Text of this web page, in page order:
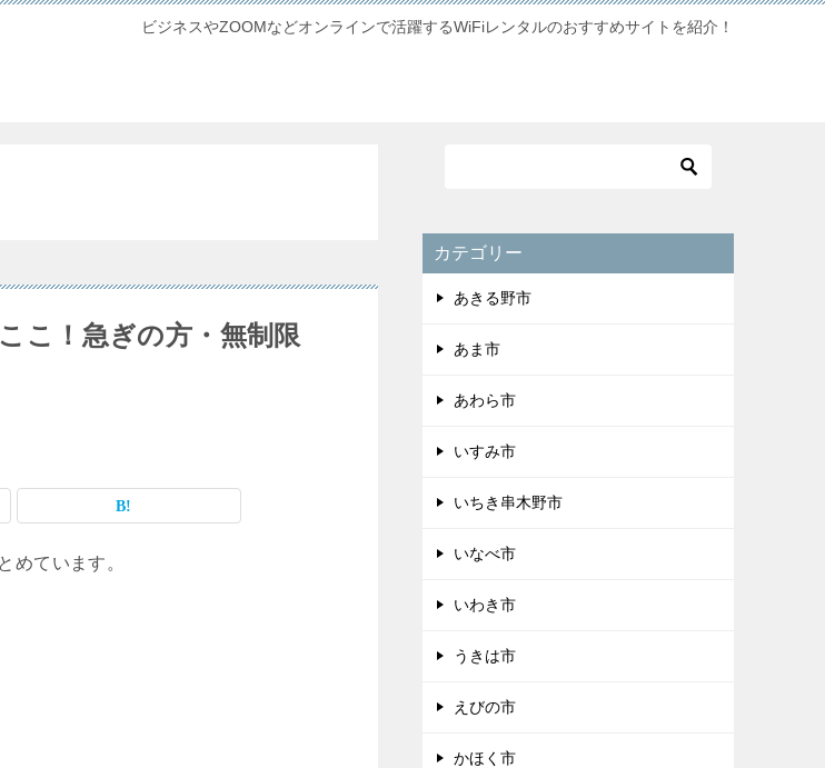
ビジネスやZOOMなどオンラインで活躍するWiFiレンタルのおすすめサイトを紹介！
こ！急ぎの方・無制限
めています。
カテゴリー
あきる野市
あま市
あわら市
いすみ市
いちき串木野市
いなべ市
いわき市
うきは市
えびの市
かほく市